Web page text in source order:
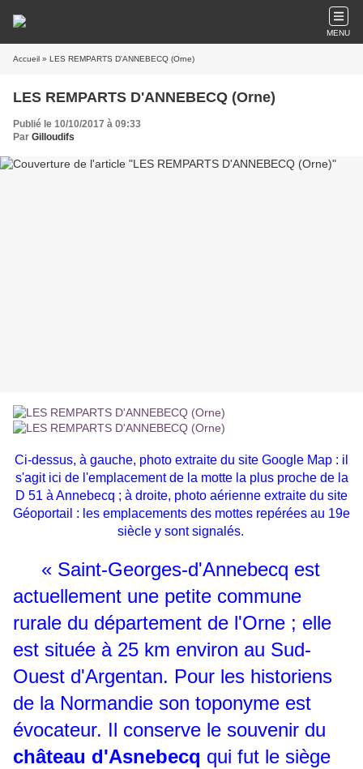
MENU
Accueil » LES REMPARTS D'ANNEBECQ (Orne)
LES REMPARTS D'ANNEBECQ (Orne)
Publié le 10/10/2017 à 09:33
Par Gilloudifs
Ci-dessus, à gauche, photo extraite du site Google Map : il
s'agit ici de l'emplacement de la motte la plus proche de la
D 51 à Annebecq ; à droite, photo aérienne extraite du site
Géoportail : les emplacements des mottes repérées au 19e
siècle y sont signalés.
« Saint-Georges-d'Annebecq est
actuellement une petite commune
rurale du département de l'Orne ; elle
est située à 25 km environ au Sud-
Ouest d'Argentan. Pour les historiens
de la Normandie son toponyme est
évocateur. Il conserve le souvenir du
château d'Asnebecq qui fut le siège